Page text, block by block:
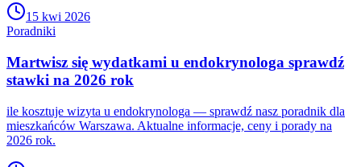
15 kwi 2026
Poradniki
Martwisz się wydatkami u endokrynologa sprawdź
stawki na 2026 rok
ile kosztuje wizyta u endokrynologa — sprawdź nasz poradnik dla
mieszkańców Warszawa. Aktualne informacje, ceny i porady na
2026 rok.